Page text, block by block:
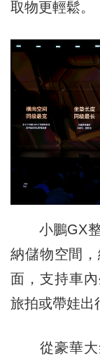
取物更輕鬆。
小鵬GX整
納儲物空間
面，支持車
旅拍或帶娃出
從豪華大